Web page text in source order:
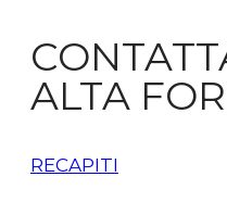
ALTA
RECAPITI